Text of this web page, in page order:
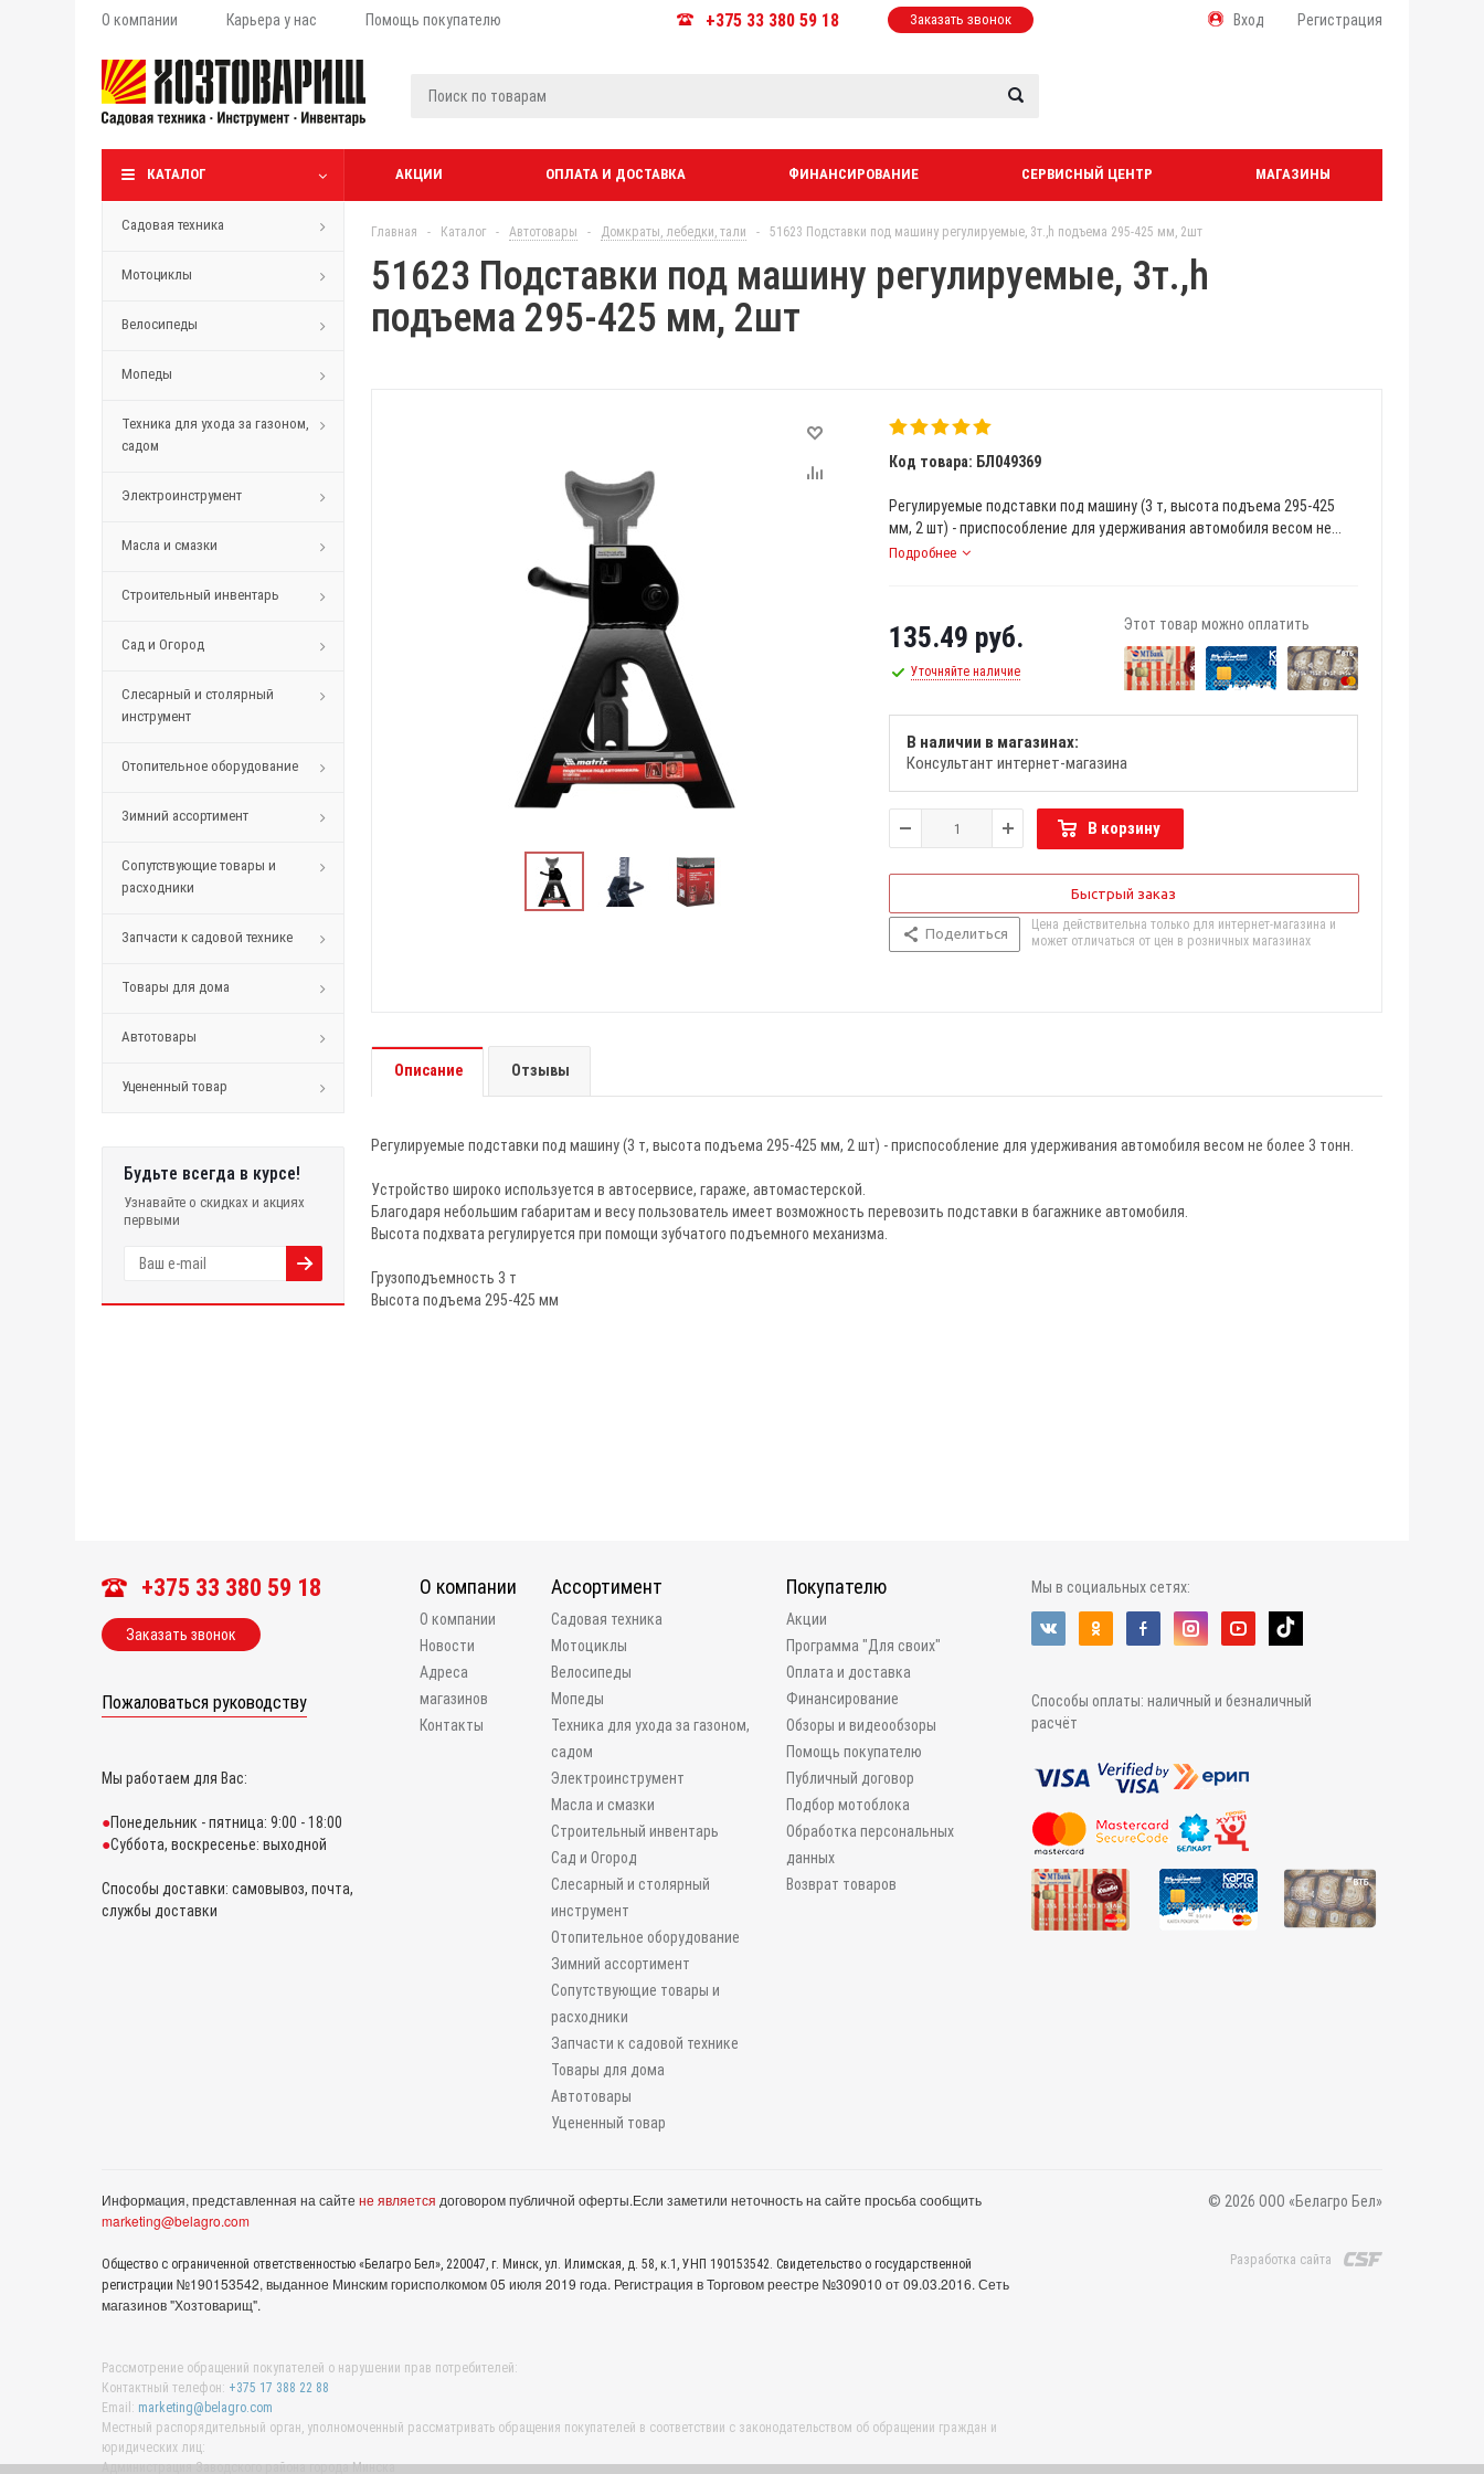
О компании Карьера у нас Помощь покупателю +375 33 380 59 18 Заказать звонок Вход Регистрация
КАТАЛОГ АКЦИИ ОПЛАТА И ДОСТАВКА ФИНАНСИРОВАНИЕ СЕРВИСНЫЙ ЦЕНТР МАГАЗИНЫ
Садовая техника
Мотоциклы
Велосипеды
Мопеды
Техника для ухода за газоном,
садом
Электроинструмент
Масла и смазки
Строительный инвентарь
Сад и Огород
Слесарный и столярный
инструмент
Отопительное оборудование
Зимний ассортимент
Сопутствующие товары и
расходники
Запчасти к садовой технике
Товары для дома
Автотовары
Уцененный товар
Будьте всегда в курсе!
Узнавайте о скидках и акциях
первыми
Главная - Каталог - Автотовары - Домкраты, лебедки, тали - 51623 Подставки под машину регулируемые, 3т.,h подъема 295-425 мм, 2шт
51623 Подставки под машину регулируемые, 3т.,h
подъема 295-425 мм, 2шт
Код товара: БЛ049369
Регулируемые подставки под машину (3 т, высота подъема 295-425
мм, 2 шт) - приспособление для удерживания автомобиля весом не...
Подробнее
135.49 руб.
Уточняйте наличие
Этот товар можно оплатить
В наличии в магазинах:
Консультант интернет-магазина
В корзину
Быстрый заказ
Поделиться
Цена действительна только для интернет-магазина и
может отличаться от цен в розничных магазинах
Описание Отзывы
Регулируемые подставки под машину (3 т, высота подъема 295-425 мм, 2 шт) - приспособление для удерживания автомобиля весом не более 3 тонн.
Устройство широко используется в автосервисе, гараже, автомастерской.
Благодаря небольшим габаритам и весу пользователь имеет возможность перевозить подставки в багажнике автомобиля.
Высота подхвата регулируется при помощи зубчатого подъемного механизма.
Грузоподъемность 3 т
Высота подъема 295-425 мм
+375 33 380 59 18
Заказать звонок
Пожаловаться руководству
Мы работаем для Вас:
Понедельник - пятница: 9:00 - 18:00
Суббота, воскресенье: выходной
Способы доставки: самовывоз, почта,
службы доставки
О компании
О компании
Новости
Адреса
магазинов
Контакты
Ассортимент
Садовая техника
Мотоциклы
Велосипеды
Мопеды
Техника для ухода за газоном,
садом
Электроинструмент
Масла и смазки
Строительный инвентарь
Сад и Огород
Слесарный и столярный
инструмент
Отопительное оборудование
Зимний ассортимент
Сопутствующие товары и
расходники
Запчасти к садовой технике
Товары для дома
Автотовары
Уцененный товар
Покупателю
Акции
Программа "Для своих"
Оплата и доставка
Финансирование
Обзоры и видеообзоры
Помощь покупателю
Публичный договор
Подбор мотоблока
Обработка персональных
данных
Возврат товаров
Мы в социальных сетях:
Способы оплаты: наличный и безналичный
расчёт
Информация, представленная на сайте не является договором публичной оферты.Если заметили неточность на сайте просьба сообщить
marketing@belagro.com
Общество с ограниченной ответственностью «Белагро Бел», 220047, г. Минск, ул. Илимская, д. 58, к.1, УНП 190153542. Свидетельство о государственной
регистрации №190153542, выданное Минcким горисполкомом 05 июля 2019 года. Регистрация в Торговом реестре №309010 от 09.03.2016. Сеть
магазинов "Хозтоварищ".
Рассмотрение обращений покупателей о нарушении прав потребителей:
Контактный телефон: +375 17 388 22 88
Email: marketing@belagro.com
Местный распорядительный орган, уполномоченный рассматривать обращения покупателей в соответствии с законодательством об обращении граждан и
юридических лиц:
Администрация Заводского района города Минска
© 2026 ООО «Белагро Бел»
Разработка сайта